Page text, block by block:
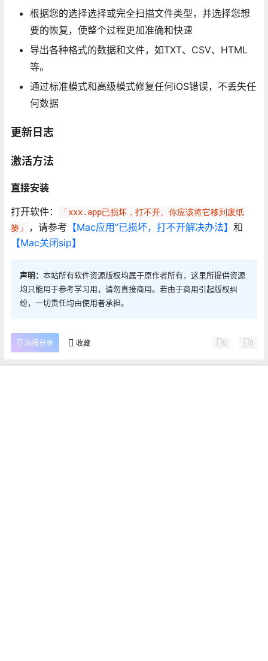
根据您的选择选择或完全扫描文件类型，并选择您想
要的恢复，使整个过程更加准确和快速
导出各种格式的数据和文件，如TXT、CSV、HTML
等。
通过标准模式和高级模式修复任何iOS错误，不丢失任
何数据
更新日志
激活方法
直接安装
打开软件：
「xxx.app已损坏，打不开。你应该将它移到废纸
篓」
，请参考 【Mac应用”已损坏，打不开解决办法】 和
【Mac关闭sip】
声明： 本站所有软件资源版权均属于原作者所有，这里所提供资源
均只能用于参考学习用，请勿直接商用。若由于商用引起版权纠
纷，一切责任均由使用者承担。
海报分享 收藏 0 0